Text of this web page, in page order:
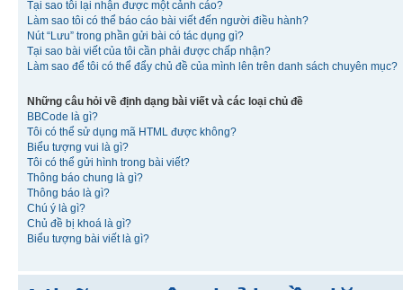
Tại sao tôi lại nhận được một cảnh cáo?
Làm sao tôi có thể báo cáo bài viết đến người điều hành?
Nút “Lưu” trong phần gửi bài có tác dụng gì?
Tại sao bài viết của tôi cần phải được chấp nhận?
Làm sao để tôi có thể đẩy chủ đề của mình lên trên danh sách chuyên mục?
Những câu hỏi về định dạng bài viết và các loại chủ đề
BBCode là gì?
Tôi có thể sử dụng mã HTML được không?
Biểu tượng vui là gì?
Tôi có thể gửi hình trong bài viết?
Thông báo chung là gì?
Thông báo là gì?
Chú ý là gì?
Chủ đề bị khoá là gì?
Biểu tượng bài viết là gì?